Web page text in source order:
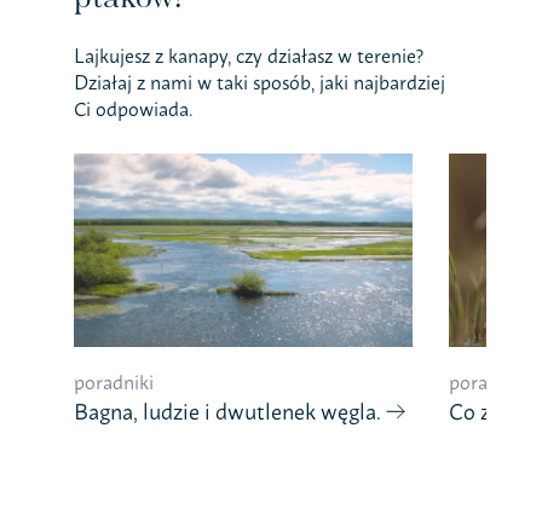
Lajkujesz z kanapy, czy działasz w terenie?
Działaj z nami w taki sposób, jaki najbardziej
Ci odpowiada.
poradniki
Bagna, ludzie i dwutlenek węgla.
poradniki
Co